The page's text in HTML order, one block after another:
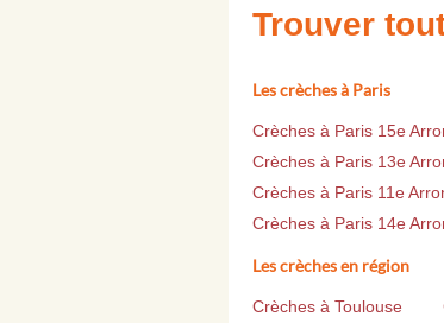
Trouver
Les crèches à Paris
Crèches à Paris 15e
Crèches à Paris 13e
Crèches à Paris 11e
Crèches à Paris 14e
Les crèches en région
Crèches à Toulouse